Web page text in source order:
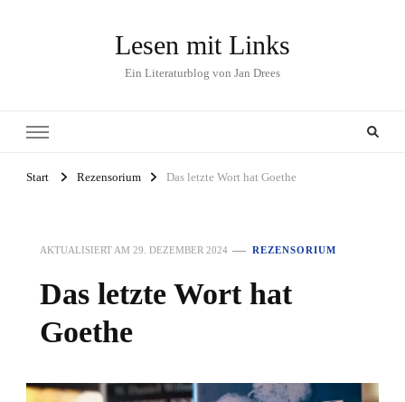
Lesen mit Links
Ein Literaturblog von Jan Drees
Start Rezensorium Das letzte Wort hat Goethe
AKTUALISIERT AM 29. DEZEMBER 2024 REZENSORIUM
Das letzte Wort hat
Goethe